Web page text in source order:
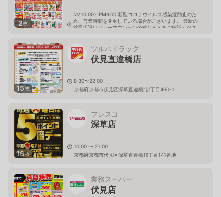
2枚
AM10:00～PM9:00 新型コロナウイルス感染症防止のた
め、営業時間を変更している場合がございます。 最新の
営業状況はリカーマウンテン公式サイトをご確認くださ
15枚
ツルハドラッグ
伏見直違橋店
8:30〜22:00
京都府京都市伏見区深草直違橋北1丁目460-1
16枚
フレスコ
深草店
10:00 〜 21:00
京都府京都市伏見区深草直違橋10丁目141番地
業務スーパー
伏見店